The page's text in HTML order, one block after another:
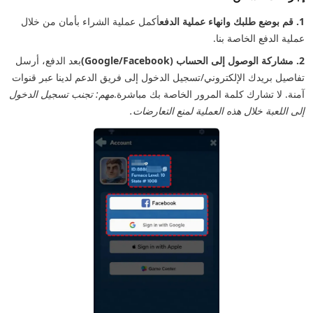
1. قم بوضع طلبك وانهاء عملية الدفع
أكمل عملية الشراء بأمان من خلال
عملية الدفع الخاصة بنا.
2. مشاركة الوصول إلى الحساب (Google/Facebook)
بعد الدفع، أرسل
تفاصيل بريدك الإلكتروني/تسجيل الدخول إلى فريق الدعم لدينا عبر قنوات
آمنة. لا تشارك كلمة المرور الخاصة بك مباشرة.مهم: تجنب تسجيل الدخول
إلى اللعبة خلال هذه العملية لمنع التعارضات.